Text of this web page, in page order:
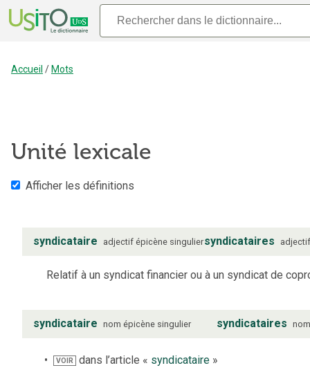
Accueil / Mots
Unité lexicale
Afficher les définitions
syndicataire adjectif épicène singuliersyndicataires adjectif
Relatif à un syndicat financier ou à un syndicat de
syndicataire nom épicène singulier syndicataires nom
VOIR dans l’article « syndicataire »